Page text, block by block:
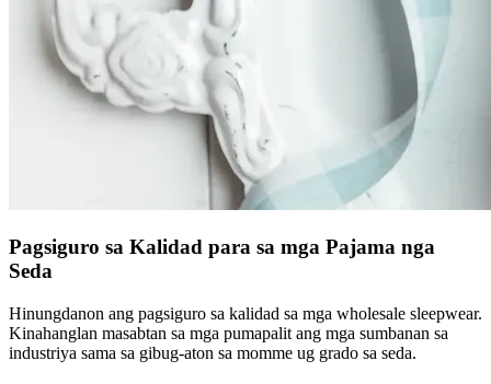
Pagsiguro sa Kalidad para sa mga Pajama nga
Seda
Hinungdanon ang pagsiguro sa kalidad sa mga wholesale sleepwear.
Kinahanglan masabtan sa mga pumapalit ang mga sumbanan sa
industriya sama sa gibug-aton sa momme ug grado sa seda.